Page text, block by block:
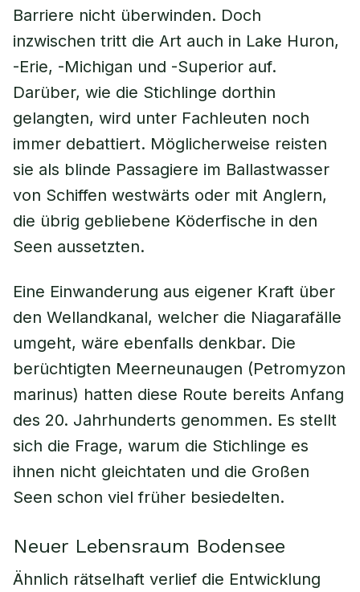
Barriere nicht überwinden. Doch
inzwischen tritt die Art auch in Lake Huron,
-Erie, -Michigan und -Superior auf.
Darüber, wie die Stichlinge dorthin
gelangten, wird unter Fachleuten noch
immer debattiert. Möglicherweise reisten
sie als blinde Passagiere im Ballastwasser
von Schiffen westwärts oder mit Anglern,
die übrig gebliebene Köderfische in den
Seen aussetzten.
Eine Einwanderung aus eigener Kraft über
den Wellandkanal, welcher die Niagarafälle
umgeht, wäre ebenfalls denkbar. Die
berüchtigten Meerneunaugen (Petromyzon
marinus) hatten diese Route bereits Anfang
des 20. Jahrhunderts genommen. Es stellt
sich die Frage, warum die Stichlinge es
ihnen nicht gleichtaten und die Großen
Seen schon viel früher besiedelten.
Neuer Lebensraum Bodensee
Ähnlich rätselhaft verlief die Entwicklung